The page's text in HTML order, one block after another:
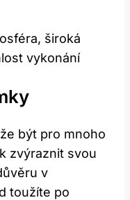
‌široká
vykonání
být⁢ pro mnoho⁢
⁣zvýraznit svou
v
toužíte po⁤